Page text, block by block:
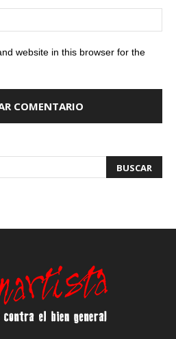
website in this browser for the